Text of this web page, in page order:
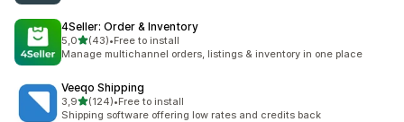
4Seller: Order & Inventory
5,0de 5 estrelas
(43)
43 total de avaliações
•Free to install
Manage multichannel orders, listings & inventory in one place
Veeqo Shipping
3,9de 5 estrelas
(124)
124 total de avaliações
•Free to install
Shipping software offering low rates and credits back